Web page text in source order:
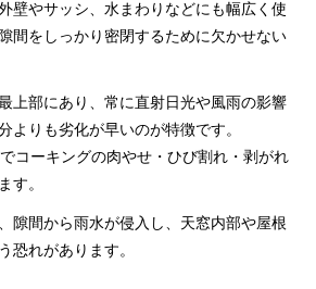
壁やサッシ、水まわりなどにも幅広く使
間をしっかり密閉するために欠かせない
上部にあり、常に直射日光や風雨の影響
よりも劣化が早いのが特徴です。
コーキングの肉やせ・ひび割れ・剥がれ
す。
隙間から雨水が侵入し、天窓内部や屋根
恐れがあります。